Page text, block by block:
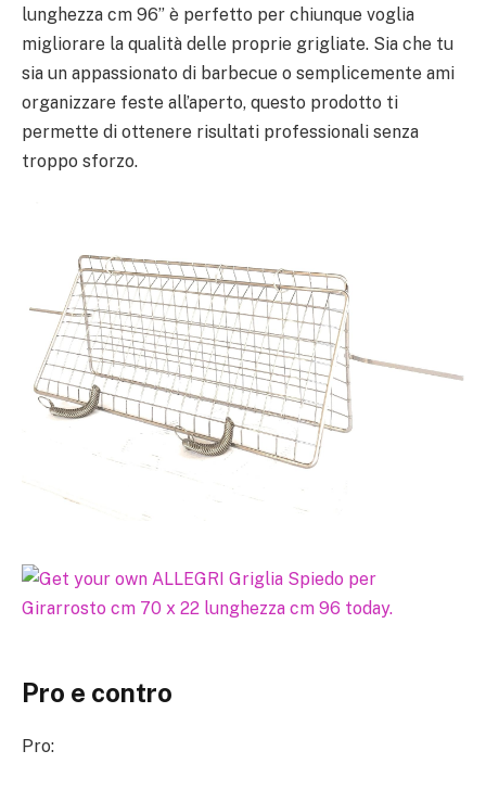
lunghezza cm 96” è perfetto per chiunque voglia
migliorare la qualità delle proprie grigliate. Sia che tu
sia un appassionato di barbecue o semplicemente ami
organizzare feste all’aperto, questo prodotto ti
permette di ottenere risultati professionali senza
troppo sforzo.
Pro e contro
Pro: